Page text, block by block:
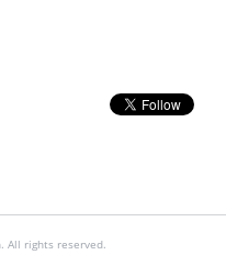
All rights reserved.